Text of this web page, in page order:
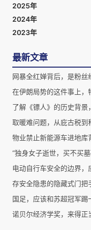
2025年
2024年
2023年
最新文章
网暴全红婵背后，是粉丝
在伊朗局势的这件事上，
取暖难问题，从庇古税到
物业禁止新能源车进地库
电动自行车安全的边界，
存安全隐患的隐藏式门把
国足，应该和苏超冠军踢
诺贝尔经济学奖，来得正